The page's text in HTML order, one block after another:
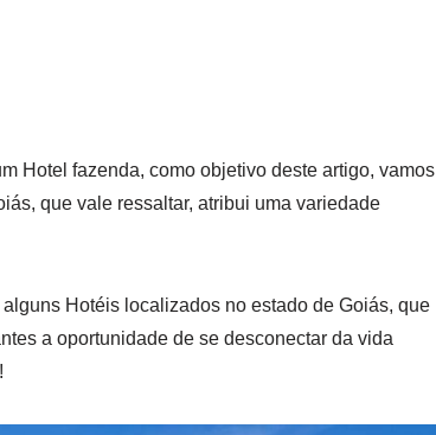
Hotel fazenda, como objetivo deste artigo, vamos
que vale ressaltar, atribui uma variedade
Hotéis localizados no estado de Goiás, que
a oportunidade de se desconectar da vida